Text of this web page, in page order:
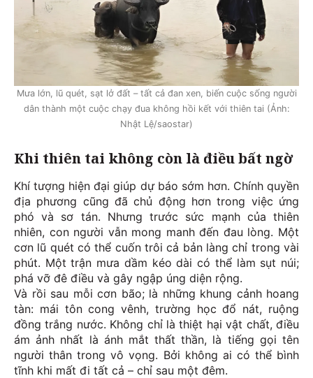
Mưa lớn, lũ quét, sạt lở đất – tất cả đan xen, biến cuộc sống người
dân thành một cuộc chạy đua không hồi kết với thiên tai (Ảnh:
Nhật Lệ/saostar)
Khi thiên tai không còn là điều bất ngờ
Khí tượng hiện đại giúp dự báo sớm hơn. Chính quyền
địa phương cũng đã chủ động hơn trong việc ứng
phó và sơ tán. Nhưng trước sức mạnh của thiên
nhiên, con người vẫn mong manh đến đau lòng. Một
cơn lũ quét có thể cuốn trôi cả bản làng chỉ trong vài
phút. Một trận mưa dầm kéo dài có thể làm sụt núi;
phá vỡ đê điều và gây ngập úng diện rộng.
Và rồi sau mỗi cơn bão; là những khung cảnh hoang
tàn: mái tôn cong vênh, trường học đổ nát, ruộng
đồng trắng nước. Không chỉ là thiệt hại vật chất, điều
ám ảnh nhất là ánh mắt thất thần, là tiếng gọi tên
người thân trong vô vọng. Bởi không ai có thể bình
tĩnh khi mất đi tất cả – chỉ sau một đêm.